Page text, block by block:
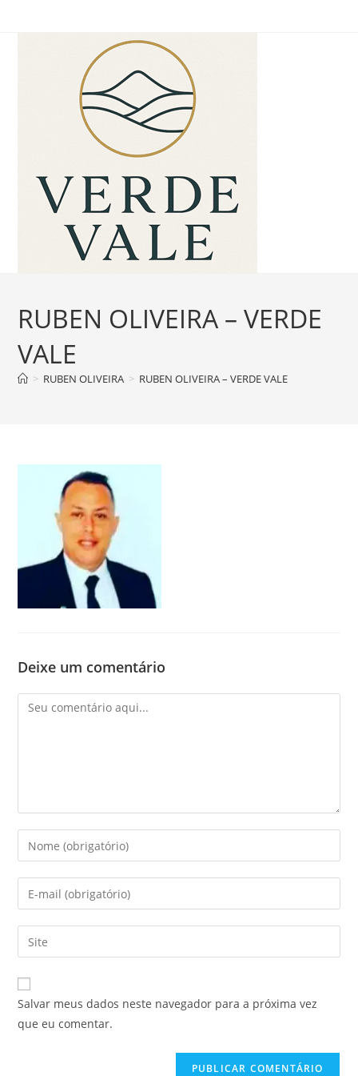
para
RUBEN OLIVEIRA – VERDE
VALE
> RUBEN OLIVEIRA > RUBEN OLIVEIRA – VERDE VALE
Deixe um comentário
Comentário
Digite
seu
nome
ou
de
usuário
para
comentar
Digite
seu
endereço
de
mail
para
comentar
Digite
o
URL
do
site
Salvar meus dados neste navegador para a próxima vez
que eu comentar.